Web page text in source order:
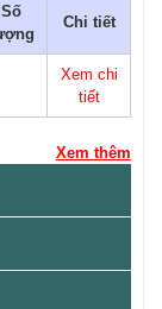
Số
Chi tiết
Xem chi
tiết
Xem thêm